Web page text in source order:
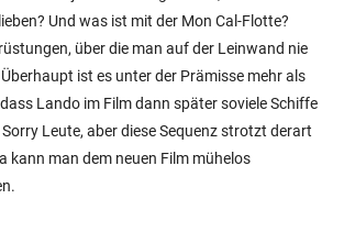
Und was ist mit der Mon Cal-Flotte?
über die man auf der Leinwand nie
ist es unter der Prämisse mehr als
Lando im Film dann später soviele Schiffe
Leute, aber diese Sequenz strotzt derart
kann man dem neuen Film mühelos